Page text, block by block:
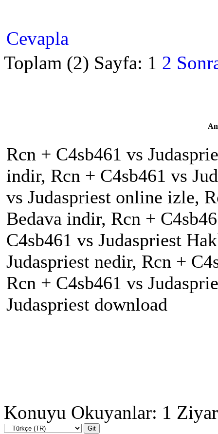
Cevapla
Toplam (2) Sayfa: 1 2
Rcn + C4sb461 vs
indir, Rcn + C4sb461 vs
vs Judaspriest online izle,
Bedava indir, Rcn +
C4sb461 vs Judaspriest
Judaspriest nedir, Rcn +
Rcn + C4sb461 vs
Judaspriest download
Konuyu Okuyanlar: 1